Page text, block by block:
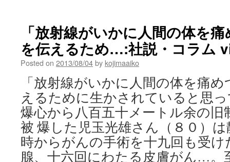
「放射線がいかに人間の体を
を伝えるため…:社説・コラム
Posted on 2013/08/04by kojimaaiko
「放射線がいかに人間の体を痛
えるために生かされていると思
爆心から八百五十メートル余の旧
被 爆した児玉光雄さん（８０）
時からがんの手術を十九回も受け
腺、十六回にわたる皮膚がん…。